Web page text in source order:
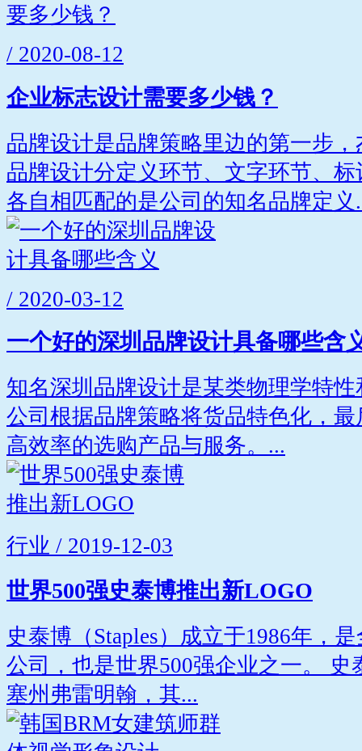
/ 2020-08-12
企业标志设计需要多少钱？
品牌设计是品牌策略里边的第一步
品牌设计分定义环节、文字环节、
各自相匹配的是公司的知名品牌定义
/ 2020-03-12
一个好的深圳品牌设计具备哪些含
知名深圳品牌设计是某类物理学特
公司根据品牌策略将货品特色化，
高效率的选购产品与服务。...
行业 / 2019-12-03
世界500强史泰博推出新LOGO
史泰博（Staples）成立于1986年，
公司，也是世界500强企业之一。
塞州弗雷明翰，其...